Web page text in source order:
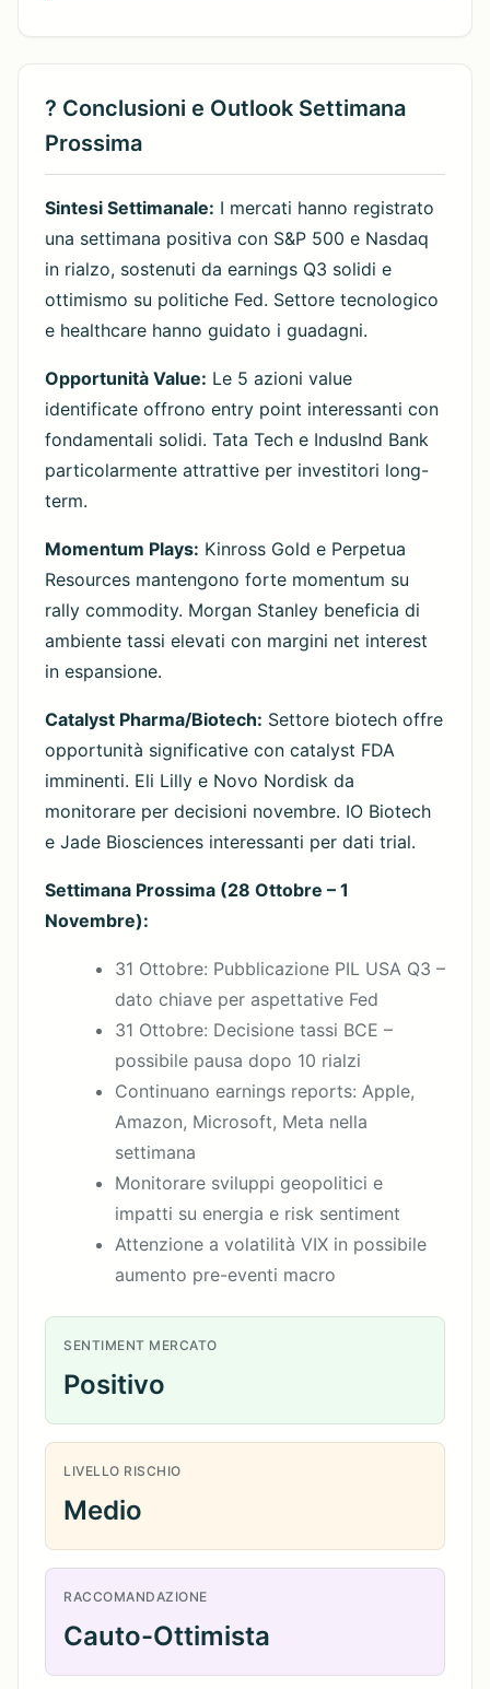
? Conclusioni e Outlook Settimana
Prossima
Sintesi Settimanale: I mercati hanno registrato
una settimana positiva con S&P 500 e Nasdaq
in rialzo, sostenuti da earnings Q3 solidi e
ottimismo su politiche Fed. Settore tecnologico
e healthcare hanno guidato i guadagni.
Opportunità Value: Le 5 azioni value
identificate offrono entry point interessanti con
fondamentali solidi. Tata Tech e IndusInd Bank
particolarmente attrattive per investitori long-
term.
Momentum Plays: Kinross Gold e Perpetua
Resources mantengono forte momentum su
rally commodity. Morgan Stanley beneficia di
ambiente tassi elevati con margini net interest
in espansione.
Catalyst Pharma/Biotech: Settore biotech offre
opportunità significative con catalyst FDA
imminenti. Eli Lilly e Novo Nordisk da
monitorare per decisioni novembre. IO Biotech
e Jade Biosciences interessanti per dati trial.
Settimana Prossima (28 Ottobre – 1
Novembre):
31 Ottobre: Pubblicazione PIL USA Q3 –
dato chiave per aspettative Fed
31 Ottobre: Decisione tassi BCE –
possibile pausa dopo 10 rialzi
Continuano earnings reports: Apple,
Amazon, Microsoft, Meta nella
settimana
Monitorare sviluppi geopolitici e
impatti su energia e risk sentiment
Attenzione a volatilità VIX in possibile
aumento pre-eventi macro
SENTIMENT MERCATO
Positivo
LIVELLO RISCHIO
Medio
RACCOMANDAZIONE
Cauto-Ottimista